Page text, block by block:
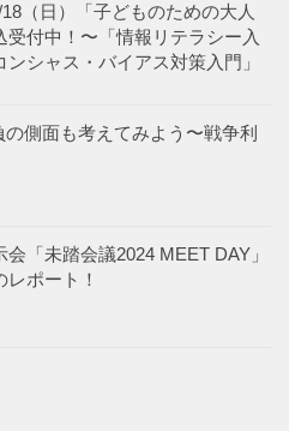
（日）「子どものための大人
受付中！〜「情報リテラシー入
シャス・バイアス対策入門」
側面も考えてみよう〜戦争利
「未踏会議2024 MEET DAY」
ポート！